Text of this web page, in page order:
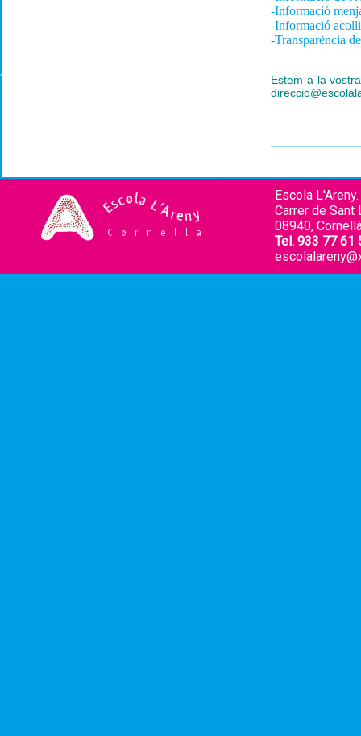
-Informació
-Informació
-Transparència
Estem a la
Escola L'Areny.
Carrer de Sant
08940,
Tel. 933 77 61